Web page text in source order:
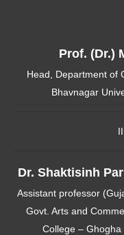
Prof. (Dr.)
Head, Department of
Bhavnagar
Dr. Shaktisinh
Assistant professor
Govt. Arts and
College – Ghogha